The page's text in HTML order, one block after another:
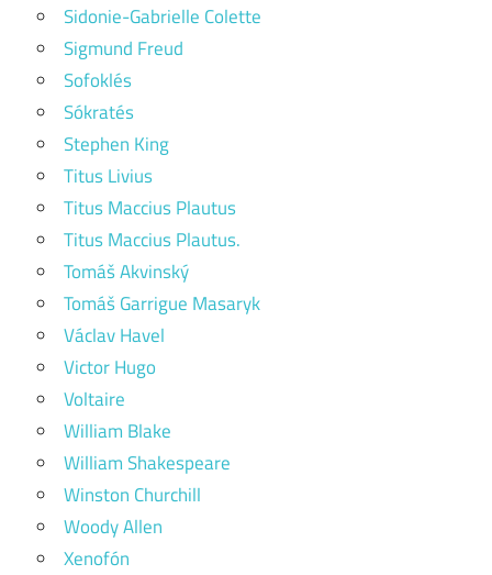
Sidonie-Gabrielle Colette
Sigmund Freud
Sofoklés
Sókratés
Stephen King
Titus Livius
Titus Maccius Plautus
Titus Maccius Plautus.
Tomáš Akvinský
Tomáš Garrigue Masaryk
Václav Havel
Victor Hugo
Voltaire
William Blake
William Shakespeare
Winston Churchill
Woody Allen
Xenofón